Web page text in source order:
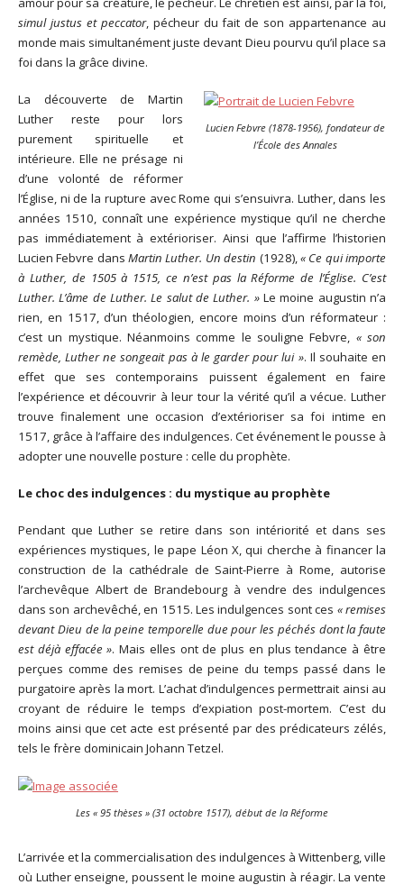
simul justus et peccator, pécheur du fait de son appartenance au
monde mais simultanément juste devant Dieu pourvu qu’il place sa
foi dans la grâce divine.
Lucien Febvre (1878-1956), fondateur de
l’École des Annales
La découverte de Martin
Luther reste pour lors
purement spirituelle et
intérieure. Elle ne présage ni
d’une volonté de réformer
l’Église, ni de la rupture avec Rome qui s’ensuivra. Luther, dans les
années 1510, connaît une expérience mystique qu’il ne cherche
pas immédiatement à extérioriser. Ainsi que l’affirme l’historien
Lucien Febvre dansMartin Luther. Un destin (1928),« Ce qui importe
à Luther, de 1505 à 1515, ce n’est pas la Réforme de l’Église. C’est
Luther. L’âme de Luther. Le salut de Luther. »Le moine augustin n’a
rien, en 1517, d’un théologien, encore moins d’un réformateur :
c’est un mystique. Néanmoins comme le souligne Febvre, « son
remède, Luther ne songeait pas à le garder pour lui ». Il souhaite en
effet que ses contemporains puissent également en faire
l’expérience et découvrir à leur tour la vérité qu’il a vécue. Luther
trouve finalement une occasion d’extérioriser sa foi intime en
1517, grâce à l’affaire des indulgences. Cet événement le pousse à
adopter une nouvelle posture : celle du prophète.
Le choc des indulgences : du mystique au prophète
Pendant que Luther se retire dans son intériorité et dans ses
expériences mystiques, le pape Léon X, qui cherche à financer la
construction de la cathédrale de Saint-Pierre à Rome, autorise
l’archevêque Albert de Brandebourg à vendre des indulgences
dans son archevêché, en 1515. Les indulgences sont ces « remises
devant Dieu de la peine temporelle due pour les péchés dont la faute
est déjà effacée ». Mais elles ont de plus en plus tendance à être
perçues comme des remises de peine du temps passé dans le
purgatoire après la mort. L’achat d’indulgences permettrait ainsi au
croyant de réduire le temps d’expiation post-mortem. C’est du
moins ainsi que cet acte est présenté par des prédicateurs zélés,
tels le frère dominicain Johann Tetzel.
Les « 95 thèses » (31 octobre 1517), début de la Réforme
L’arrivée et la commercialisation des indulgences à Wittenberg, ville
où Luther enseigne, poussent le moine augustin à réagir. La vente